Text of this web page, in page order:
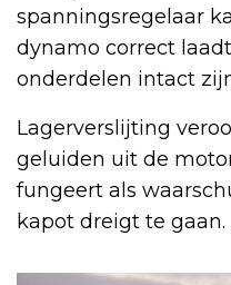
spanningsregelaar
dynamo correct
onderdelen intact
Lagerverslijting
geluiden uit de
fungeert als
kapot dreigt te gaan.